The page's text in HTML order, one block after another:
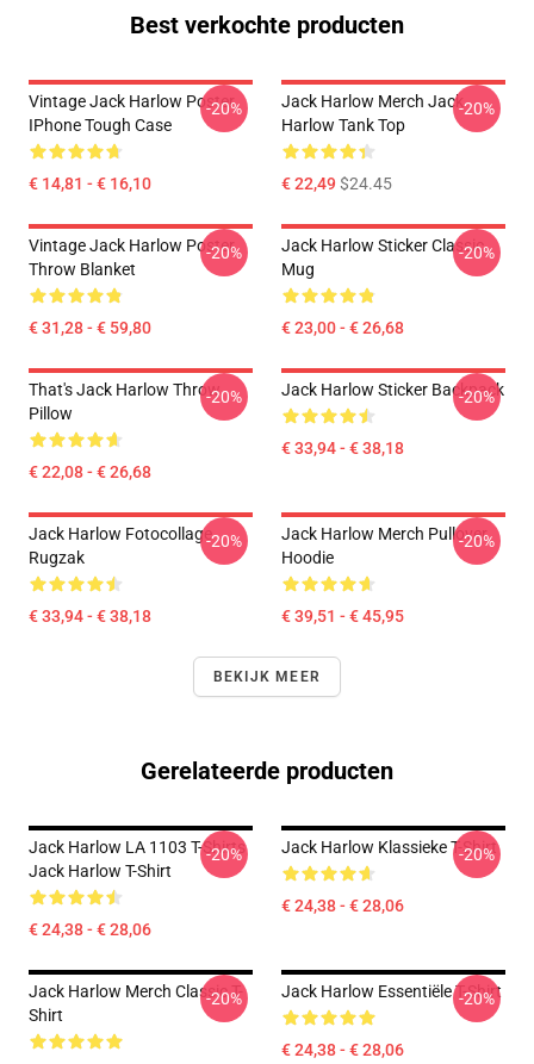
Best verkochte producten
Vintage Jack Harlow Poster
IPhone Tough Case
€ 14,81 - € 16,10
-20%
Jack Harlow Merch Jack
Harlow Tank Top
€ 22,49$24.45
-20%
Vintage Jack Harlow Poster
Throw Blanket
€ 31,28 - € 59,80
-20%
Jack Harlow Sticker Classic
Mug
€ 23,00 - € 26,68
-20%
That's Jack Harlow Throw
Pillow
€ 22,08 - € 26,68
-20% Jack Harlow Sticker Backpack
€ 33,94 - € 38,18
-20%
Jack Harlow Fotocollage
Rugzak
€ 33,94 - € 38,18
-20%
Jack Harlow Merch Pullover
Hoodie
€ 39,51 - € 45,95
-20%
BEKIJK MEER
Gerelateerde producten
Jack Harlow LA 1103 T-Shirts
Jack Harlow T-Shirt
€ 24,38 - € 28,06
-20% Jack Harlow Klassieke T-Shirt
€ 24,38 - € 28,06
-20%
Jack Harlow Merch Classic T-
Shirt
-20% Jack Harlow Essentiële T-Shirt
€ 24,38 - € 28,06
-20%